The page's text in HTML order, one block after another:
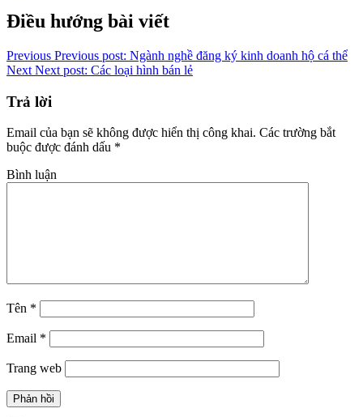
Điều hướng bài viết
Previous Previous post: Ngành nghề đăng ký kinh doanh hộ cá thể
Next Next post: Các loại hình bán lẻ
Trả lời
Email của bạn sẽ không được hiển thị công khai. Các trường bắt
buộc được đánh dấu *
Bình luận
Tên *
Email *
Trang web